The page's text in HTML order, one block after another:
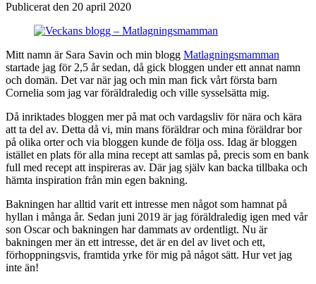
Publicerat den 20 april 2020
Mitt namn är Sara Savin och min blogg Matlagningsmamman
startade jag för 2,5 år sedan, då gick bloggen under ett annat namn
och domän. Det var när jag och min man fick vårt första barn
Cornelia som jag var föräldraledig och ville sysselsätta mig.
Då inriktades bloggen mer på mat och vardagsliv för nära och kära
att ta del av. Detta då vi, min mans föräldrar och mina föräldrar bor
på olika orter och via bloggen kunde de följa oss. Idag är bloggen
istället en plats för alla mina recept att samlas på, precis som en bank
full med recept att inspireras av. Där jag själv kan backa tillbaka och
hämta inspiration från min egen bakning.
Bakningen har alltid varit ett intresse men något som hamnat på
hyllan i många år. Sedan juni 2019 är jag föräldraledig igen med vår
son Oscar och bakningen har dammats av ordentligt. Nu är
bakningen mer än ett intresse, det är en del av livet och ett,
förhoppningsvis, framtida yrke för mig på något sätt. Hur vet jag
inte än!